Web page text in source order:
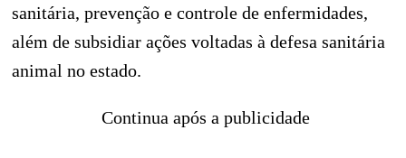
sanitária, prevenção e controle de enfermidades,
além de subsidiar ações voltadas à defesa sanitária
animal no estado.
Continua após a publicidade